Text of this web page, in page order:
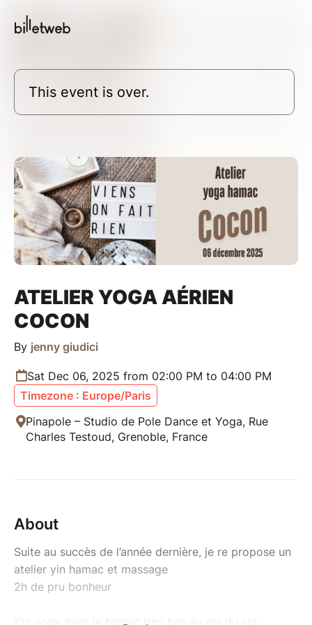
This event is over.
ATELIER YOGA AÉRIEN
COCON
By jenny giudici
Sat Dec 06, 2025 from 02:00 PM to 04:00 PM
Timezone : Europe/Paris
Pinapole – Studio de Pole Dance et Yoga, Rue
Charles Testoud, Grenoble, France
About
Suite au succès de l’année dernière, je re propose un
atelier yin hamac et massage
2h de pru bonheur
Yin yoga avec le hamac très bas au ras du sol